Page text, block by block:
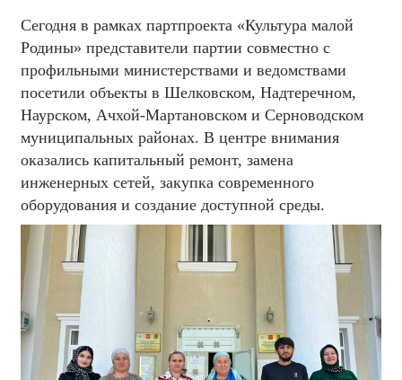
Сегодня в рамках партпроекта «Культура малой
Родины» представители партии совместно с
профильными министерствами и ведомствами
посетили объекты в Шелковском, Надтеречном,
Наурском, Ачхой-Мартановском и Серноводском
муниципальных районах. В центре внимания
оказались капитальный ремонт, замена
инженерных сетей, закупка современного
оборудования и создание доступной среды.